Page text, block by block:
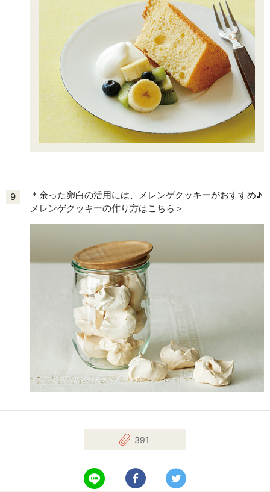
9
＊余った卵白の活用には、メレンゲクッキーがおすすめ♪
メレンゲクッキーの作り方はこちら＞
391
LINEで送る Facebookでシェアする